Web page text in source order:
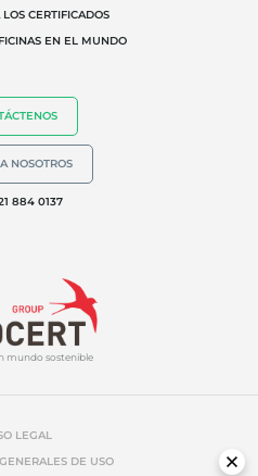
mundo sostenible
CERTIFICADOS
EN EL MUNDO
NOSOTROS
884 0137
LEGAL
DE USO